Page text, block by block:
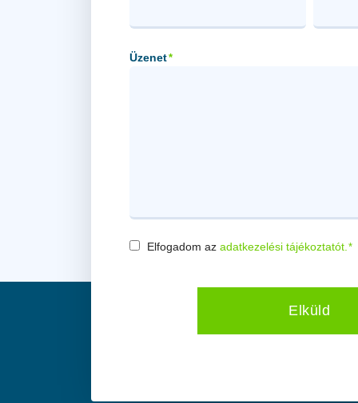
Üzenet*
Consent*
Elfogadom az adatkezelési tájékoztatót. *
Elküld